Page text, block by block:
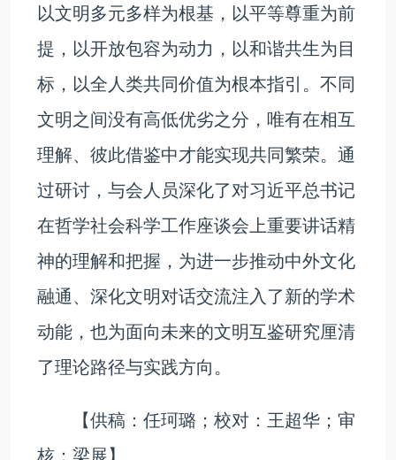
以文明多元多样为根基，以平等尊重为前
提，以开放包容为动力，以和谐共生为目
标，以全人类共同价值为根本指引。不同
文明之间没有高低优劣之分，唯有在相互
理解、彼此借鉴中才能实现共同繁荣。通
过研讨，与会人员深化了对习近平总书记
在哲学社会科学工作座谈会上重要讲话精
神的理解和把握，为进一步推动中外文化
融通、深化文明对话交流注入了新的学术
动能，也为面向未来的文明互鉴研究厘清
了理论路径与实践方向。
【供稿：任珂璐；校对：王超华；审
核：梁展】